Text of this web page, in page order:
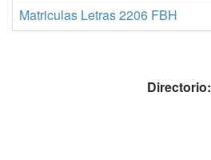
Matriculas Letras 2206 FBH
Directorio: